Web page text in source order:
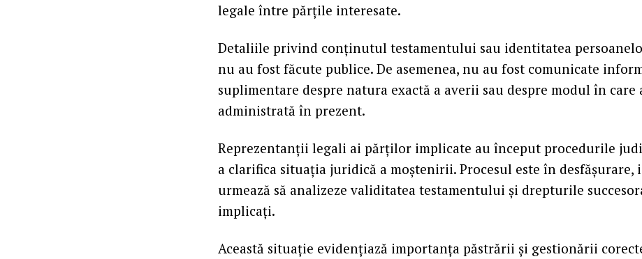
legale între părțile interesate.
Detaliile privind conținutul testamentului sau identitatea
nu au fost făcute publice. De asemenea, nu au fost comunicate
suplimentare despre natura exactă a averii sau despre modul în care
administrată în prezent.
Reprezentanții legali ai părților implicate au început procedurile
a clarifica situația juridică a moștenirii. Procesul este în desfășurare,
urmează să analizeze validitatea testamentului și drepturile
implicați.
Această situație evidențiază importanța păstrării și gestionării